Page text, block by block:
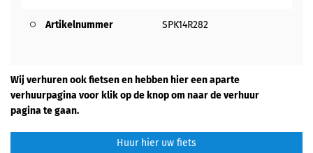
Artikelnummer SPK14R282
Wij verhuren ook fietsen en hebben hier een aparte
verhuurpagina voor klik op de knop om naar de verhuur
pagina te gaan.
Huur hier uw fiets